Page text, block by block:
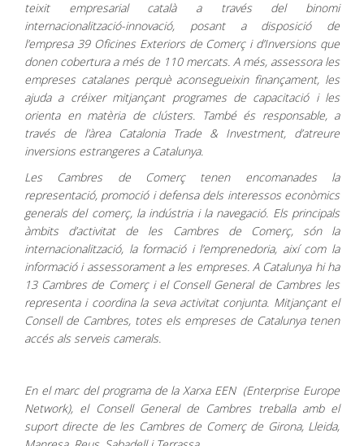
teixit empresarial català a través del binomi
internacionalització-innovació, posant a disposició de
l’empresa 39 Oficines Exteriors de Comerç i d’Inversions que
donen cobertura a més de 110 mercats. A més, assessora les
empreses catalanes perquè aconsegueixin finançament, les
ajuda a créixer mitjançant programes de capacitació i les
orienta en matèria de clústers. També és responsable, a
través de l’àrea Catalonia Trade & Investment, d’atreure
inversions estrangeres a Catalunya.
Les Cambres de Comerç tenen encomanades la
representació, promoció i defensa dels interessos econòmics
generals del comerç, la indústria i la navegació. Els principals
àmbits d’activitat de les Cambres de Comerç, són la
internacionalització, la formació i l’emprenedoria, així com la
informació i assessorament a les empreses. A Catalunya hi ha
13 Cambres de Comerç i el Consell General de Cambres les
representa i coordina la seva activitat conjunta. Mitjançant el
Consell de Cambres, totes els empreses de Catalunya tenen
accés als serveis camerals.
En el marc del programa de la Xarxa EEN (Enterprise Europe
Network), el Consell General de Cambres treballa amb el
suport directe de les Cambres de Comerç de Girona, Lleida,